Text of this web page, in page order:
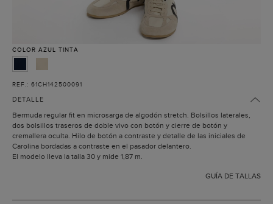
COLOR AZUL TINTA
REF.: 61CH142500091
DETALLE
Bermuda regular fit en microsarga de algodón stretch. Bolsillos laterales,
dos bolsillos traseros de doble vivo con botón y cierre de botón y
cremallera oculta. Hilo de botón a contraste y detalle de las iniciales de
Carolina bordadas a contraste en el pasador delantero.
El modelo lleva la talla 30 y mide 1,87 m.
GUÍA DE TALLAS